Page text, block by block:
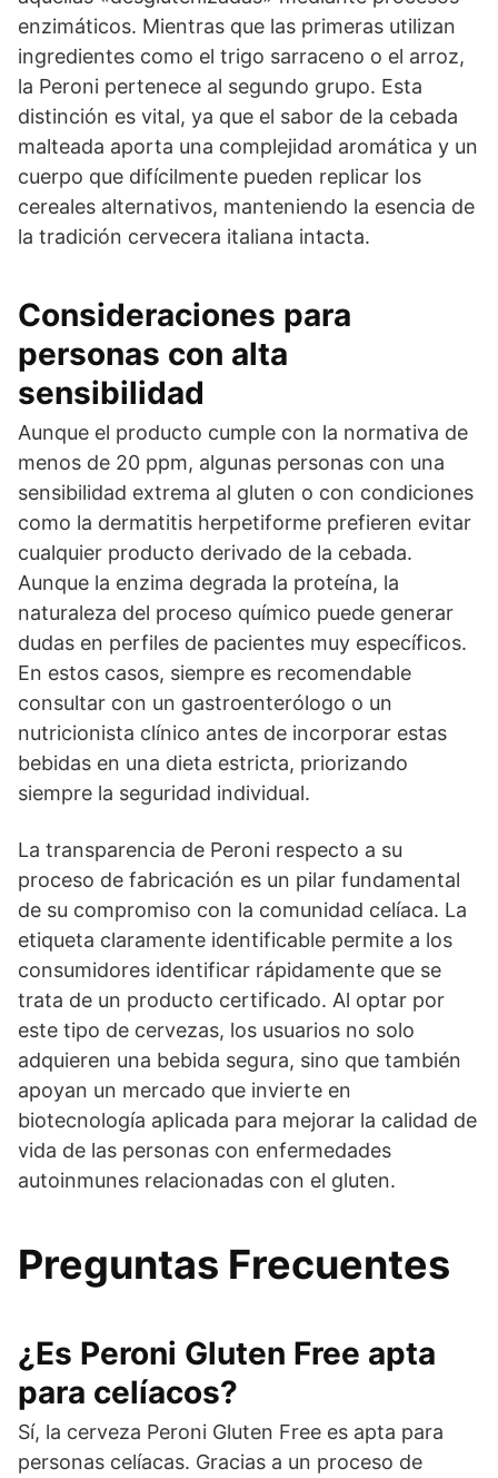
enzimáticos. Mientras que las primeras utilizan
ingredientes como el trigo sarraceno o el arroz,
la Peroni pertenece al segundo grupo. Esta
distinción es vital, ya que el sabor de la cebada
malteada aporta una complejidad aromática y un
cuerpo que difícilmente pueden replicar los
cereales alternativos, manteniendo la esencia de
la tradición cervecera italiana intacta.
Consideraciones para
personas con alta
sensibilidad
Aunque el producto cumple con la normativa de
menos de 20 ppm, algunas personas con una
sensibilidad extrema al gluten o con condiciones
como la dermatitis herpetiforme prefieren evitar
cualquier producto derivado de la cebada.
Aunque la enzima degrada la proteína, la
naturaleza del proceso químico puede generar
dudas en perfiles de pacientes muy específicos.
En estos casos, siempre es recomendable
consultar con un gastroenterólogo o un
nutricionista clínico antes de incorporar estas
bebidas en una dieta estricta, priorizando
siempre la seguridad individual.
La transparencia de Peroni respecto a su
proceso de fabricación es un pilar fundamental
de su compromiso con la comunidad celíaca. La
etiqueta claramente identificable permite a los
consumidores identificar rápidamente que se
trata de un producto certificado. Al optar por
este tipo de cervezas, los usuarios no solo
adquieren una bebida segura, sino que también
apoyan un mercado que invierte en
biotecnología aplicada para mejorar la calidad de
vida de las personas con enfermedades
autoinmunes relacionadas con el gluten.
Preguntas Frecuentes
¿Es Peroni Gluten Free apta
para celíacos?
Sí, la cerveza Peroni Gluten Free es apta para
personas celíacas. Gracias a un proceso de